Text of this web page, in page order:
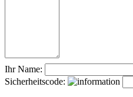
Ihr Name:
Sicherheitscode: